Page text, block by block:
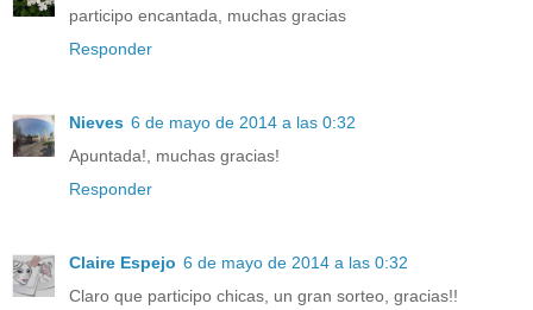
participo encantada, muchas gracias
Responder
Nieves 6 de mayo de 2014 a las 0:32
Apuntada!, muchas gracias!
Responder
Claire Espejo 6 de mayo de 2014 a las 0:32
Claro que participo chicas, un gran sorteo, gracias!!